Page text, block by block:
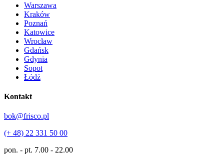
Warszawa
Kraków
Poznań
Katowice
Wrocław
Gdańsk
Gdynia
Sopot
Łódź
Kontakt
bok@frisco.pl
(+ 48) 22 331 50 00
pon. - pt. 7.00 - 22.00